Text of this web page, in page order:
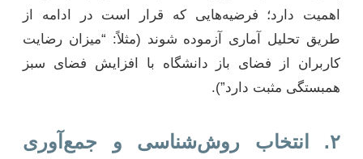
اهمیت دارد؛ فرضیه‌هایی که قرار است در ادامه از
طریق تحلیل آماری آزموده شوند (مثلاً: “میزان رضایت
کاربران از فضای باز دانشگاه با افزایش فضای سبز
همبستگی مثبت دارد”).
۲. انتخاب روش‌شناسی و جمع‌آوری